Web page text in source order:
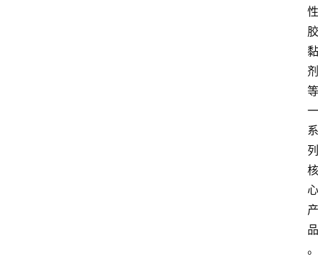
性
胶
黏
剂
等
一
系
列
核
心
产
品
。